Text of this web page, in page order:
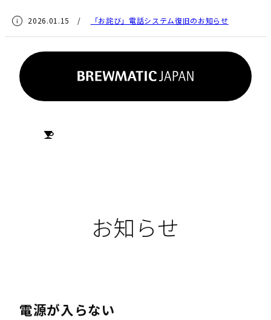
2026.01.15 / 「お詫び」電話システム復旧のお知らせ
お知らせ
電源が入らない